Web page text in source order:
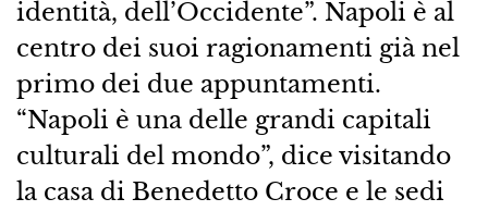
identità, dell’Occidente”. Napoli è al
centro dei suoi ragionamenti già nel
primo dei due appuntamenti.
“Napoli è una delle grandi capitali
culturali del mondo”, dice visitando
la casa di Benedetto Croce e le sedi